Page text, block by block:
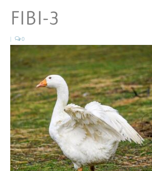
Pat*in werden
Patenschaft verschenken
Blog
FAQ
FIBI-3
| 0